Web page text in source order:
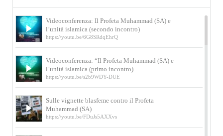
Videoconferenza: Il Profeta Muhammad (SA) e
l’unità islamica (secondo incontro)
https://youtu.be/6G8SRdqEhrQ
Videoconferenza: “Il Profeta Muhammad (SA) e
l’unità islamica (primo incontro)
https://youtu.be/s2b9WDY-DUE
Sulle vignette blasfeme contro il Profeta
Muhammad (SA)
https://youtu.be/FDuJs5AXXvs